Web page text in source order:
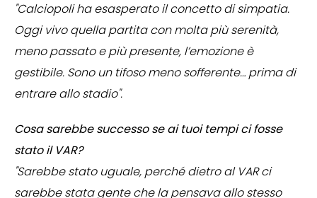
"Calciopoli ha esasperato il concetto di simpatia.
Oggi vivo quella partita con molta più serenità,
meno passato e più presente, l’emozione è
gestibile. Sono un tifoso meno sofferente… prima di
entrare allo stadio".
Cosa sarebbe successo se ai tuoi tempi ci fosse
stato il VAR?
"Sarebbe stato uguale, perché dietro al VAR ci
sarebbe stata gente che la pensava allo stesso